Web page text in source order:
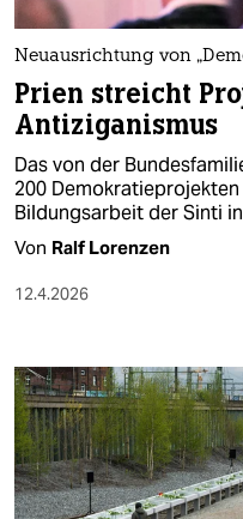
Neuausrichtung von
Prien streicht
Antiziganismus
Das von der
200
Bildungsarbeit der Sinti
Von Ralf Lorenzen
12.4.2026